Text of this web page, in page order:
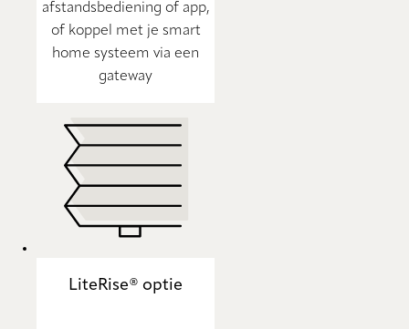
afstandsbediening of app,
of koppel met je smart
home systeem via een
gateway
LiteRise® optie